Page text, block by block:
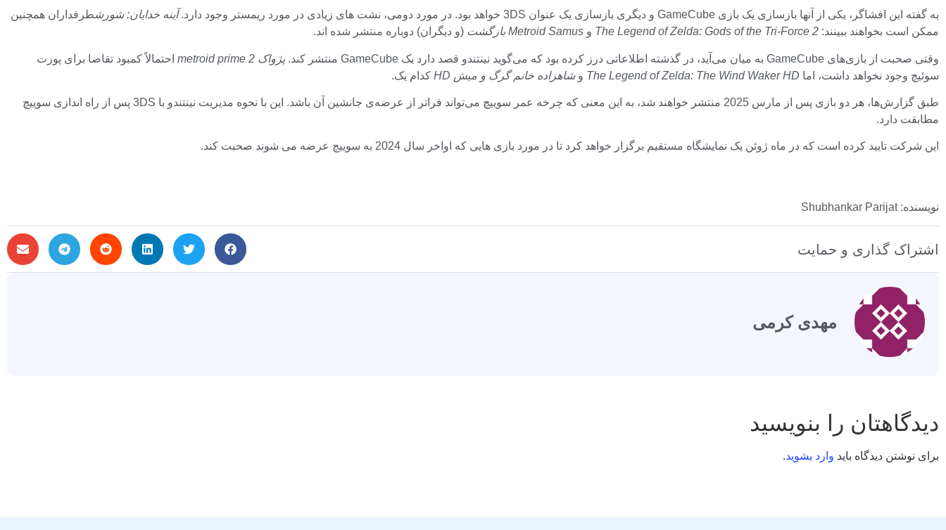
به گفته این افشاگر، یکی از آنها بازسازی یک بازی GameCube و دیگری بازسازی یک عنوان 3DS خواهد بود. در مورد دومی، نشت های زیادی در مورد ریمستر وجود دارد. آینه خدایان: شورشطرفداران همچنین
ممکن است بخواهند ببینند: The Legend of Zelda: Gods of the Tri-Force 2 و Metroid Samus بازگشت (و دیگران) دوباره منتشر شده اند.
وقتی صحبت از بازی‌های GameCube به میان می‌آید، در گذشته اطلاعاتی درز کرده بود که می‌گوید نینتندو قصد دارد یک GameCube منتشر کند. پژواک metroid prime 2
احتمالاً کمبود تقاضا برای پورت
سوئیچ وجود نخواهد داشت، اما The Legend of Zelda: The Wind Waker HD وشاهزاده خانم گرگ و میش HD کدام یک.
طبق گزارش‌ها، هر دو بازی پس از مارس 2025 منتشر خواهند شد، به این معنی که چرخه عمر سوییچ می‌تواند فراتر از عرضه‌ی جانشین آن باشد. این با نحوه مدیریت نینتندو با 3DS پس از راه اندازی سوییچ
مطابقت دارد.
این شرکت تایید کرده است که در ماه ژوئن یک نمایشگاه مستقیم برگزار خواهد کرد تا در مورد بازی هایی که اواخر سال 2024 به سوییچ عرضه می شوند صحبت کند.
نویسنده: Shubhankar Parijat
اشتراک گذاری و حمایت
مهدی کرمی
دیدگاهتان را بنویسید
برای نوشتن دیدگاه باید وارد بشوید.